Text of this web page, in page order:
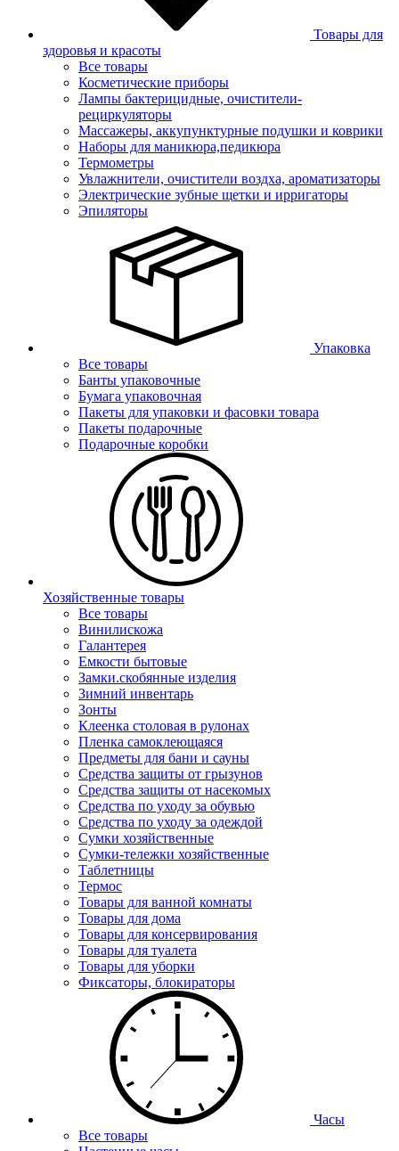
Товары для
здоровья и красоты
Все товары
Косметические приборы
Лампы бактерицидные, очистители-
рециркуляторы
Массажеры, аккупунктурные подушки и коврики
Наборы для маникюра,педикюра
Термометры
Увлажнители, очистители воздха, ароматизаторы
Электрические зубные щетки и ирригаторы
Эпиляторы
Упаковка
Все товары
Банты упаковочные
Бумага упаковочная
Пакеты для упаковки и фасовки товара
Пакеты подарочные
Подарочные коробки
Хозяйственные товары
Все товары
Винилискожа
Галантерея
Емкости бытовые
Замки.скобянные изделия
Зимний инвентарь
Зонты
Клеенка столовая в рулонах
Пленка самоклеющаяся
Предметы для бани и сауны
Средства защиты от грызунов
Средства защиты от насекомых
Средства по уходу за обувью
Средства по уходу за одеждой
Сумки хозяйственные
Сумки-тележки хозяйственные
Таблетницы
Термос
Товары для ванной комнаты
Товары для дома
Товары для консервирования
Товары для туалета
Товары для уборки
Фиксаторы, блокираторы
Часы
Все товары